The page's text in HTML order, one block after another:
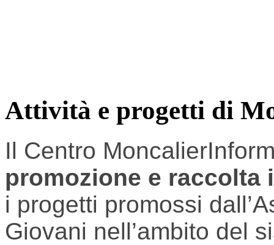
Attività e progetti di
Il Centro
promozione e raccolta
i progetti promossi
Giovani nell’ambito del